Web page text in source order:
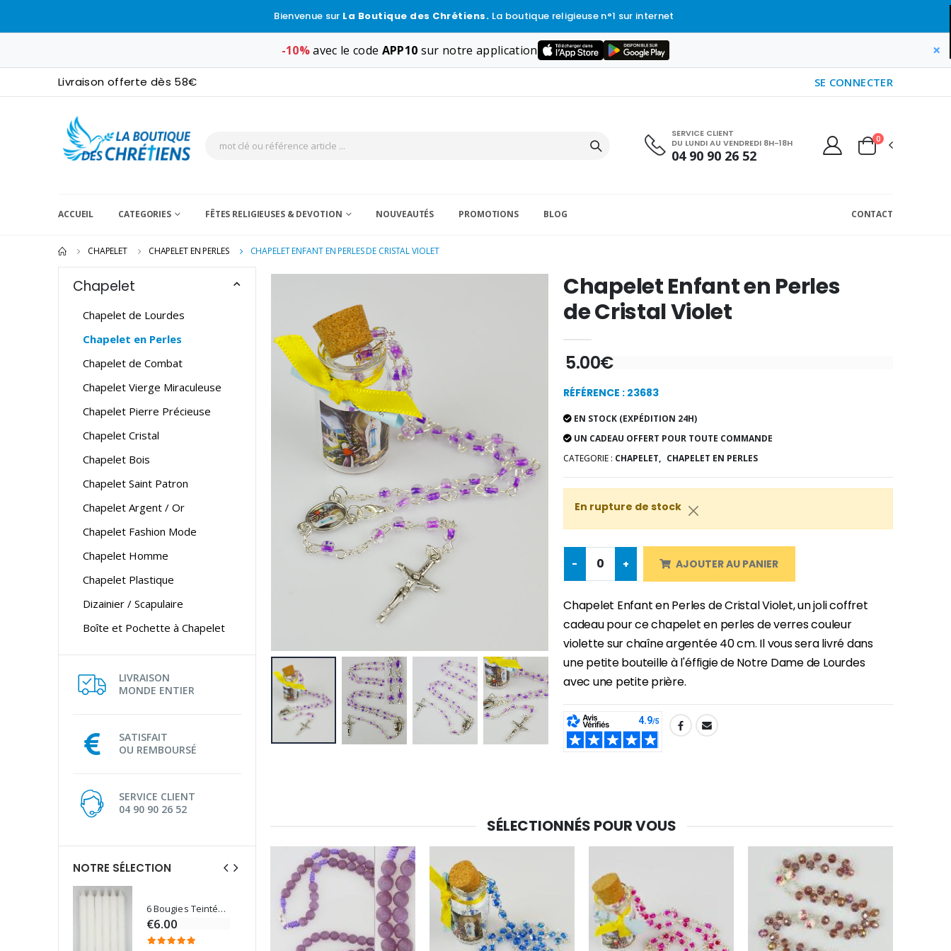
Bienvenue sur La Boutique des Chrétiens. La boutique religieuse n°1 sur internet
-10%avec le code APP10 sur notre application ×
Livraison offerte dès 58€ SE CONNECTER
SERVICE CLIENT
DU LUNDI AU VENDREDI 8H-18H
04 90 90 26 52
0
ACCUEIL CATEGORIES FÊTES RELIGIEUSES & DEVOTION NOUVEAUTÉS PROMOTIONS BLOG CONTACT
CHAPELET CHAPELET EN PERLES CHAPELET ENFANT EN PERLES DE CRISTAL VIOLET
Chapelet
Chapelet de Lourdes
Chapelet en Perles
Chapelet de Combat
Chapelet Vierge Miraculeuse
Chapelet Pierre Précieuse
Chapelet Cristal
Chapelet Bois
Chapelet Saint Patron
Chapelet Argent / Or
Chapelet Fashion Mode
Chapelet Homme
Chapelet Plastique
Dizainier / Scapulaire
Boîte et Pochette à Chapelet
LIVRAISON
MONDE ENTIER
SATISFAIT
OU REMBOURSÉ
SERVICE CLIENT
04 90 90 26 52
NOTRE SÉLECTION
6 Bougies Teintées Masse Couleur Blanche
€6.00 Une bougie 150 gr et votre Prière déposées à Lourdes
€10.00 €7.00
€6.00 Une bougie 150 gr et votre Prière déposées à Lourdes
€10.00 €7.00
Chapelet Enfant en Perles
de Cristal Violet
5.00€
RÉFÉRENCE : 23683
EN STOCK (EXPÉDITION 24H)
UN CADEAU OFFERT POUR TOUTE COMMANDE
CATEGORIE : CHAPELET, CHAPELET EN PERLES
En rupture de stock
- + AJOUTER AU PANIER
Chapelet Enfant en Perles de Cristal Violet, un joli coffret
cadeau pour ce chapelet en perles de verres couleur
violette sur chaîne argentée 40 cm. Il vous sera livré dans
une petite bouteille à l'éffigie de Notre Dame de Lourdes
avec une petite prière.
SHARE:
SÉLECTIONNÉS POUR VOUS